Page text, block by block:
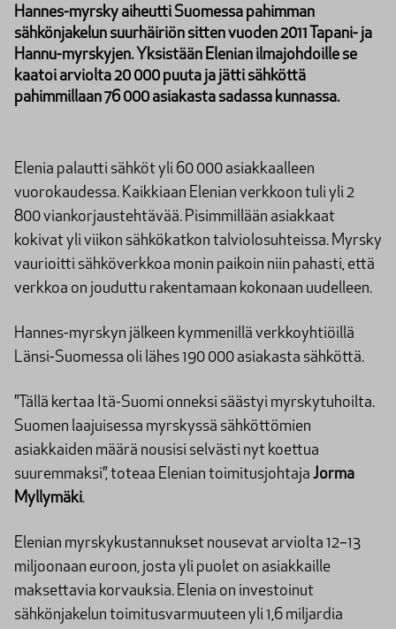
Hannes-myrsky aiheutti Suomessa pahimman
sähkönjakelun suurhäiriön sitten vuoden 2011 Tapani- ja
Hannu-myrskyjen. Yksistään Elenian ilmajohdoille se
kaatoi arviolta 20 000 puuta ja jätti sähköttä
pahimmillaan 76 000 asiakasta sadassa kunnassa.
Elenia palautti sähköt yli 60 000 asiakkaalleen
vuorokaudessa. Kaikkiaan Elenian verkkoon tuli yli 2
800 viankorjaustehtävää. Pisimmillään asiakkaat
kokivat yli viikon sähkökatkon talviolosuhteissa. Myrsky
vaurioitti sähköverkkoa monin paikoin niin pahasti, että
verkkoa on jouduttu rakentamaan kokonaan uudelleen.
Hannes-myrskyn jälkeen kymmenillä verkkoyhtiöillä
Länsi-Suomessa oli lähes 190 000 asiakasta sähköttä.
”Tällä kertaa Itä-Suomi onneksi säästyi myrskytuhoilta.
Suomen laajuisessa myrskyssä sähköttömien
asiakkaiden määrä nousisi selvästi nyt koettua
suuremmaksi”, toteaa Elenian toimitusjohtaja Jorma
Myllymäki.
Elenian myrskykustannukset nousevat arviolta 12–13
miljoonaan euroon, josta yli puolet on asiakkaille
maksettavia korvauksia. Elenia on investoinut
sähkönjakelun toimitusvarmuuteen yli 1,6 miljardia